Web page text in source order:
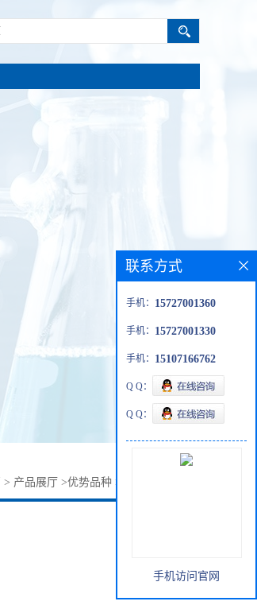
> 产品展厅 >优势品种 >
联系方式
手机： 15727001360
手机： 15727001330
手机： 15107166762
Q Q：
Q Q：
手机访问官网